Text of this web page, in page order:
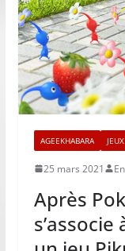
AGEEKHABARA
25 mars 2021
Après